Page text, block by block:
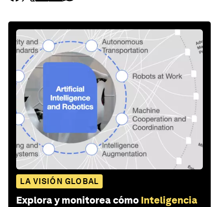
LA VISIÓN GLOBAL
Explora y monitorea cómo Inteligencia